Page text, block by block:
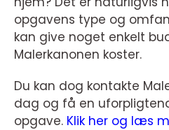
opgavens type og
kan give noget enkelt
Malerkanonen koster.
Du kan dog kontakte
dag og få en
opgave. Klik her og læs